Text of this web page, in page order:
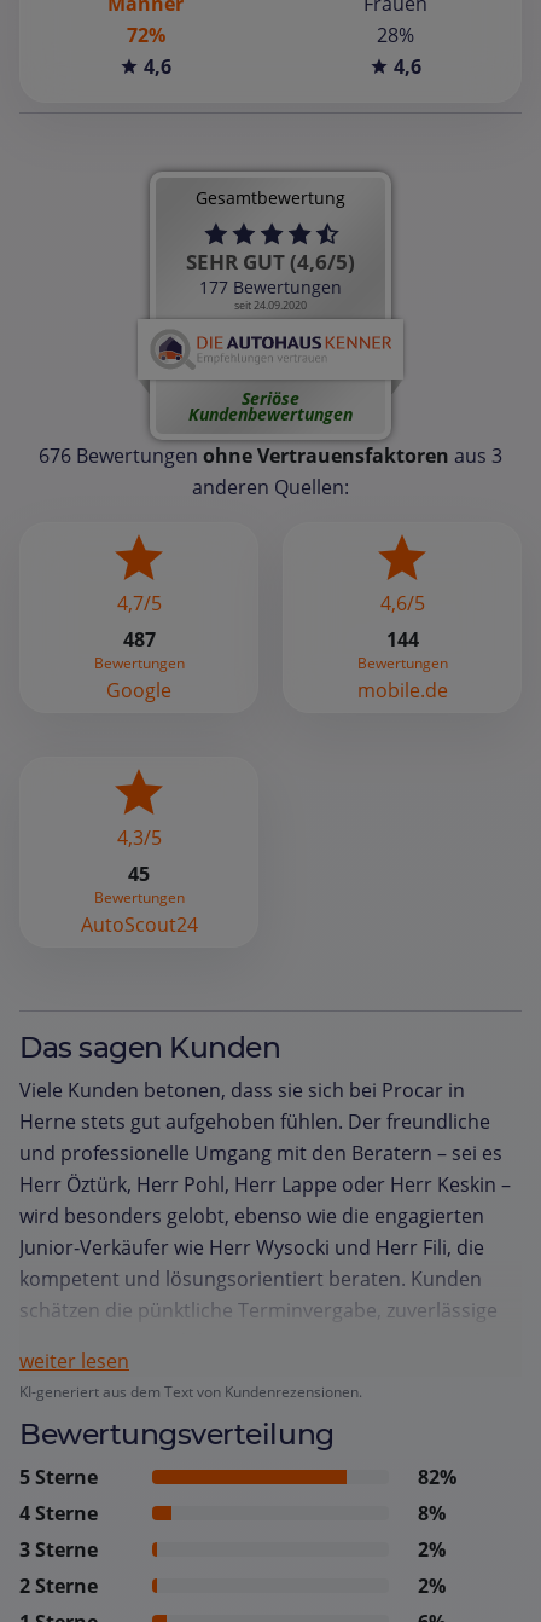
72%
4,6
28%
4,6
Gesamtbewertung
SEHR GUT (4,6/5)
177 Bewertungen
seit 24.09.2020
Seriöse
Kundenbewertungen
676 Bewertungen ohne Vertrauensfaktoren aus 3
anderen Quellen:
4,7/5
487
Bewertungen
Google
4,6/5
144
Bewertungen
mobile.de
4,3/5
45
Bewertungen
AutoScout24
Das sagen Kunden
Viele Kunden betonen, dass sie sich bei Procar in
Herne stets gut aufgehoben fühlen. Der freundliche
und professionelle Umgang mit den Beratern – sei es
Herr Öztürk, Herr Pohl, Herr Lappe oder Herr Keskin –
wird besonders gelobt, ebenso wie die engagierten
Junior‑Verkäufer wie Herr Wysocki und Herr Fili, die
kompetent und lösungsorientiert beraten. Kunden
schätzen die pünktliche Terminvergabe, zuverlässige
Übergabe und Abholung. Die Werkstatt überzeugt
durch schnelle, termingerechte Fertigstellung, saubere
Fahrzeugübergabe und hochwertige Inspektionen,
wobei Leihwagen und umfassende Service‑Leistungen
Kia‑Besitzer berichten von durchweg hoher
Servicequalität, die sie gerne an Familie und Freunde
weiterempfehlen. Insgesamt wird das Team als
weiter lesen
KI-generiert aus dem Text von Kundenrezensionen.
Bewertungsverteilung
5 Sterne
82%
4 Sterne
8%
3 Sterne
2%
2 Sterne
2%